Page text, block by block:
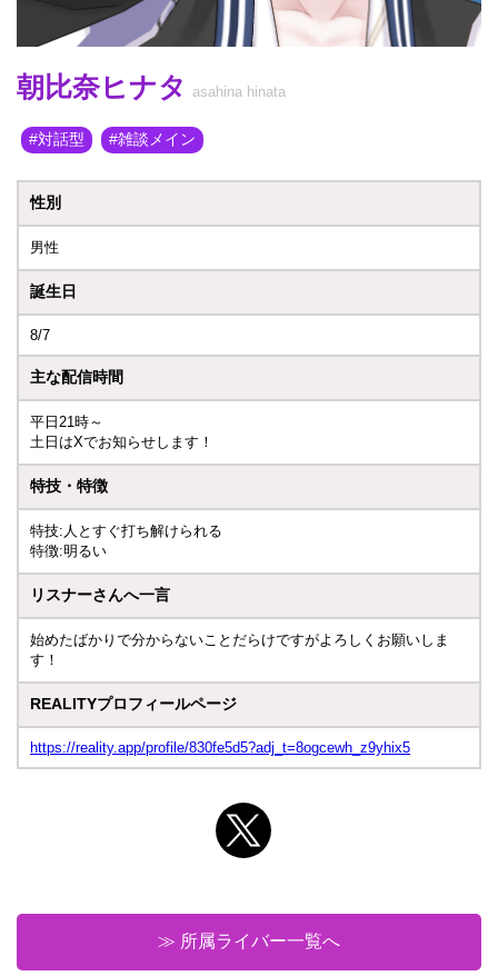
朝比奈ヒナタ asahina hinata
対話型 雑談メイン
性別
男性
誕生日
8/7
主な配信時間
平日21時～
土日はXでお知らせします！
特技・特徴
特技:人とすぐ打ち解けられる
特徴:明るい
リスナーさんへ一言
始めたばかりで分からないことだらけですがよろしくお願いしま
す！
REALITYプロフィールページ
https://reality.app/profile/830fe5d5?adj_t=8ogcewh_z9yhix5
≫ 所属ライバー一覧へ